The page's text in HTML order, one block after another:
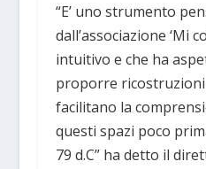
“E’ uno strumento
dall’associazione ‘Mi
intuitivo e che ha
proporre
facilitano la
questi spazi poco
79 d.C” ha detto il